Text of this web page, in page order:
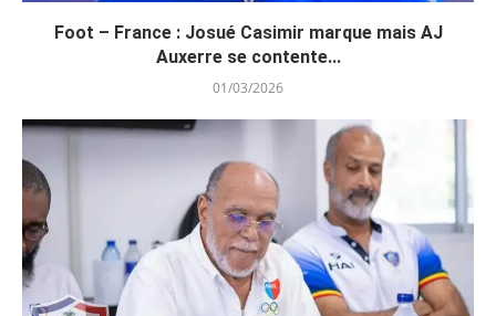
Foot – France : Josué Casimir marque mais AJ
Auxerre se contente...
01/03/2026